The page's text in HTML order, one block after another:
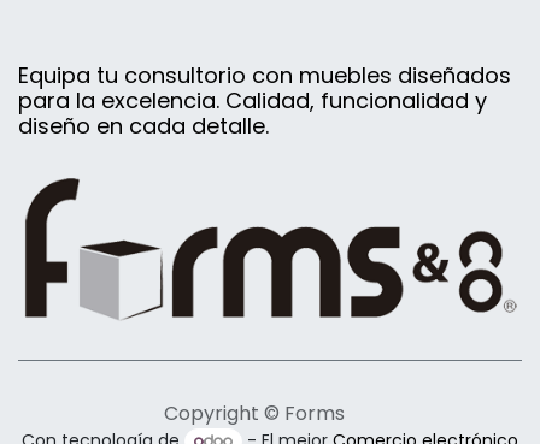
Equipa tu consultorio con muebles diseñados
para la excelencia. Calidad, funcionalidad y
diseño en cada detalle.
Copyright © Forms